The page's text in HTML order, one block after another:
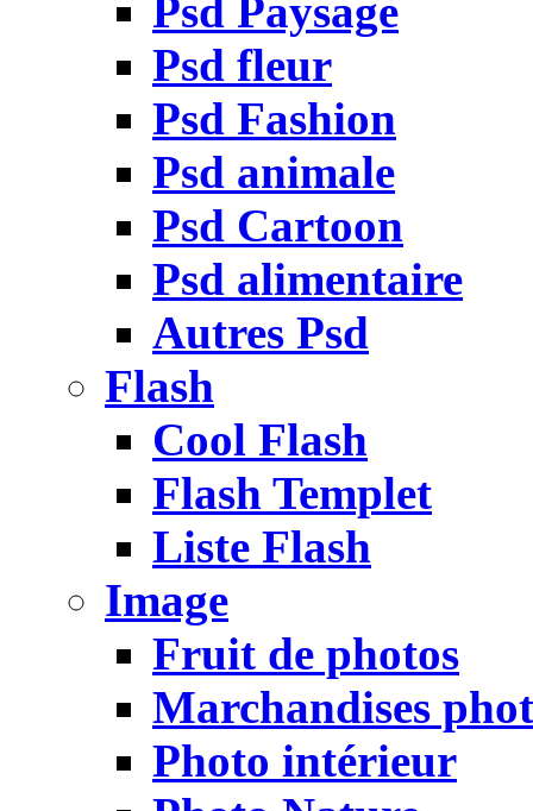
Psd Paysage
Psd fleur
Psd Fashion
Psd animale
Psd Cartoon
Psd alimentaire
Autres Psd
Flash
Cool Flash
Flash Templet
Liste Flash
Image
Fruit de photos
Marchandises
Photo intérieur